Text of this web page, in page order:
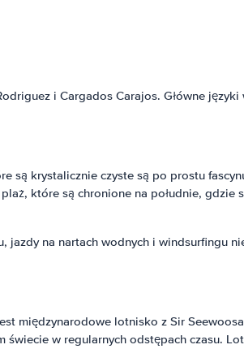
i Cargados Carajos. Główne
krystalicznie czyste są po prostu
które są chronione na południe,
na nartach wodnych i windsurfingu
międzynarodowe lotnisko z Sir
świecie w regularnych odstępach czasu.